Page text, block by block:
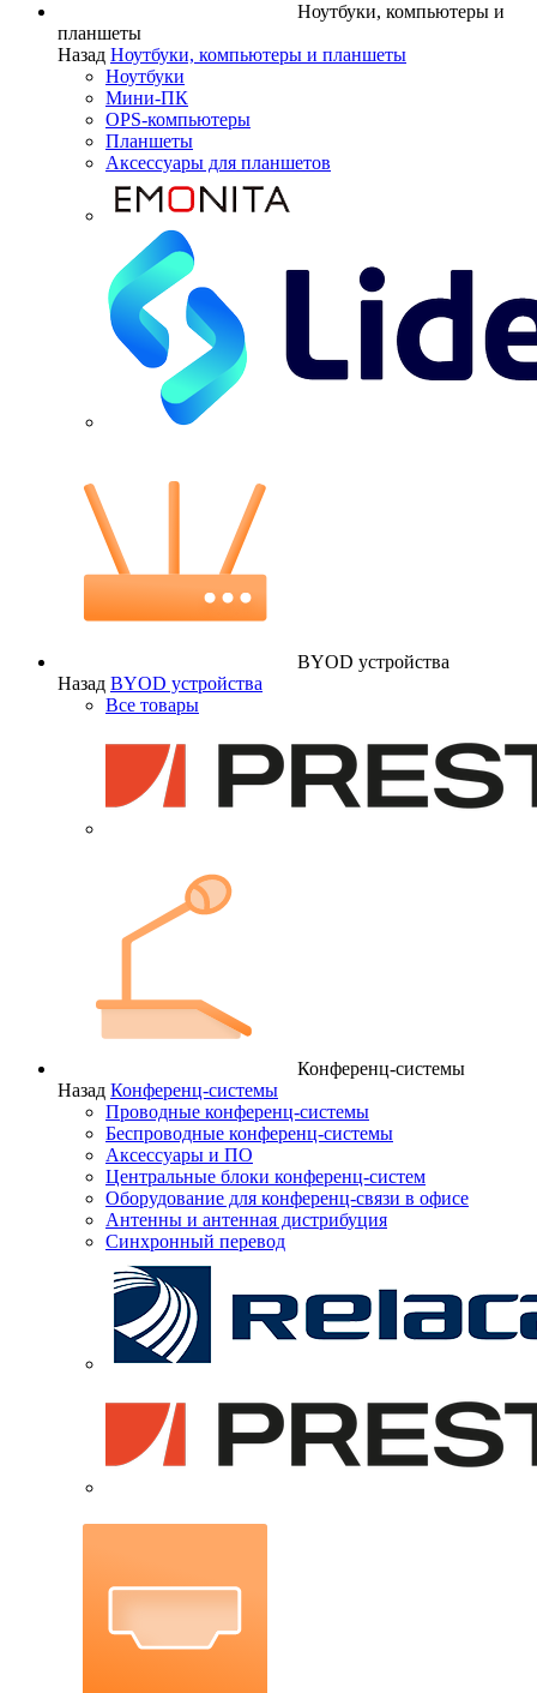
Ноутбуки, компьютеры и
планшеты
Назад Ноутбуки, компьютеры и планшеты
Ноутбуки
Мини-ПК
OPS-компьютеры
Планшеты
Аксессуары для планшетов
BYOD устройства
Назад BYOD устройства
Все товары
Конференц-системы
Назад Конференц-системы
Проводные конференц-системы
Беспроводные конференц-системы
Аксессуары и ПО
Центральные блоки конференц-систем
Оборудование для конференц-связи в офисе
Антенны и антенная дистрибуция
Синхронный перевод